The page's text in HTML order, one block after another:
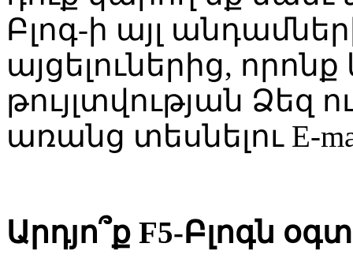
Բլոգ-ի այլ
այցելուներից,
թույլտվության Ձեզ
առանց տեսնելու E-
Արդյո՞ք F5-Բլոգն